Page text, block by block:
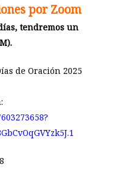
por Zoom
tendremos un
de Oración 2025